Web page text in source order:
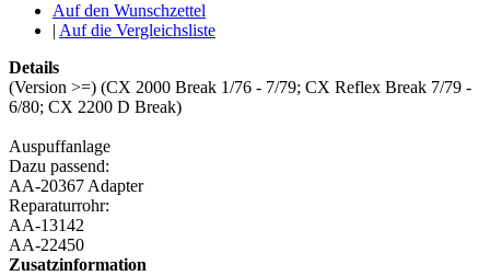
Auf den Wunschzettel
| Auf die Vergleichsliste
Details
(Version >=) (CX 2000 Break 1/76 - 7/79; CX Reflex Break 7/79 -
6/80; CX 2200 D Break)
Auspuffanlage
Dazu passend:
AA-20367 Adapter
Reparaturrohr:
AA-13142
AA-22450
Zusatzinformation